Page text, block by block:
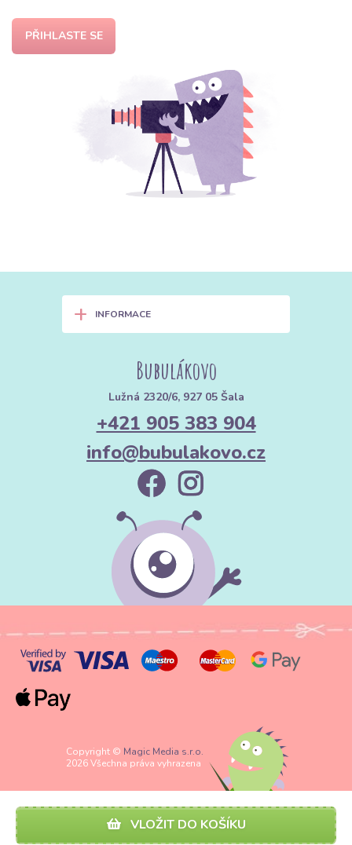
VLOŽIT DO KOŠÍKU
PŘIHLASTE SE
+ INFORMACE
Bubulákovo
Lužná 2320/6, 927 05 Šala
+421 905 383 904
info@bubulakovo.cz
Copyright © Magic Media s.r.o.
2026 Všechna práva vyhrazena